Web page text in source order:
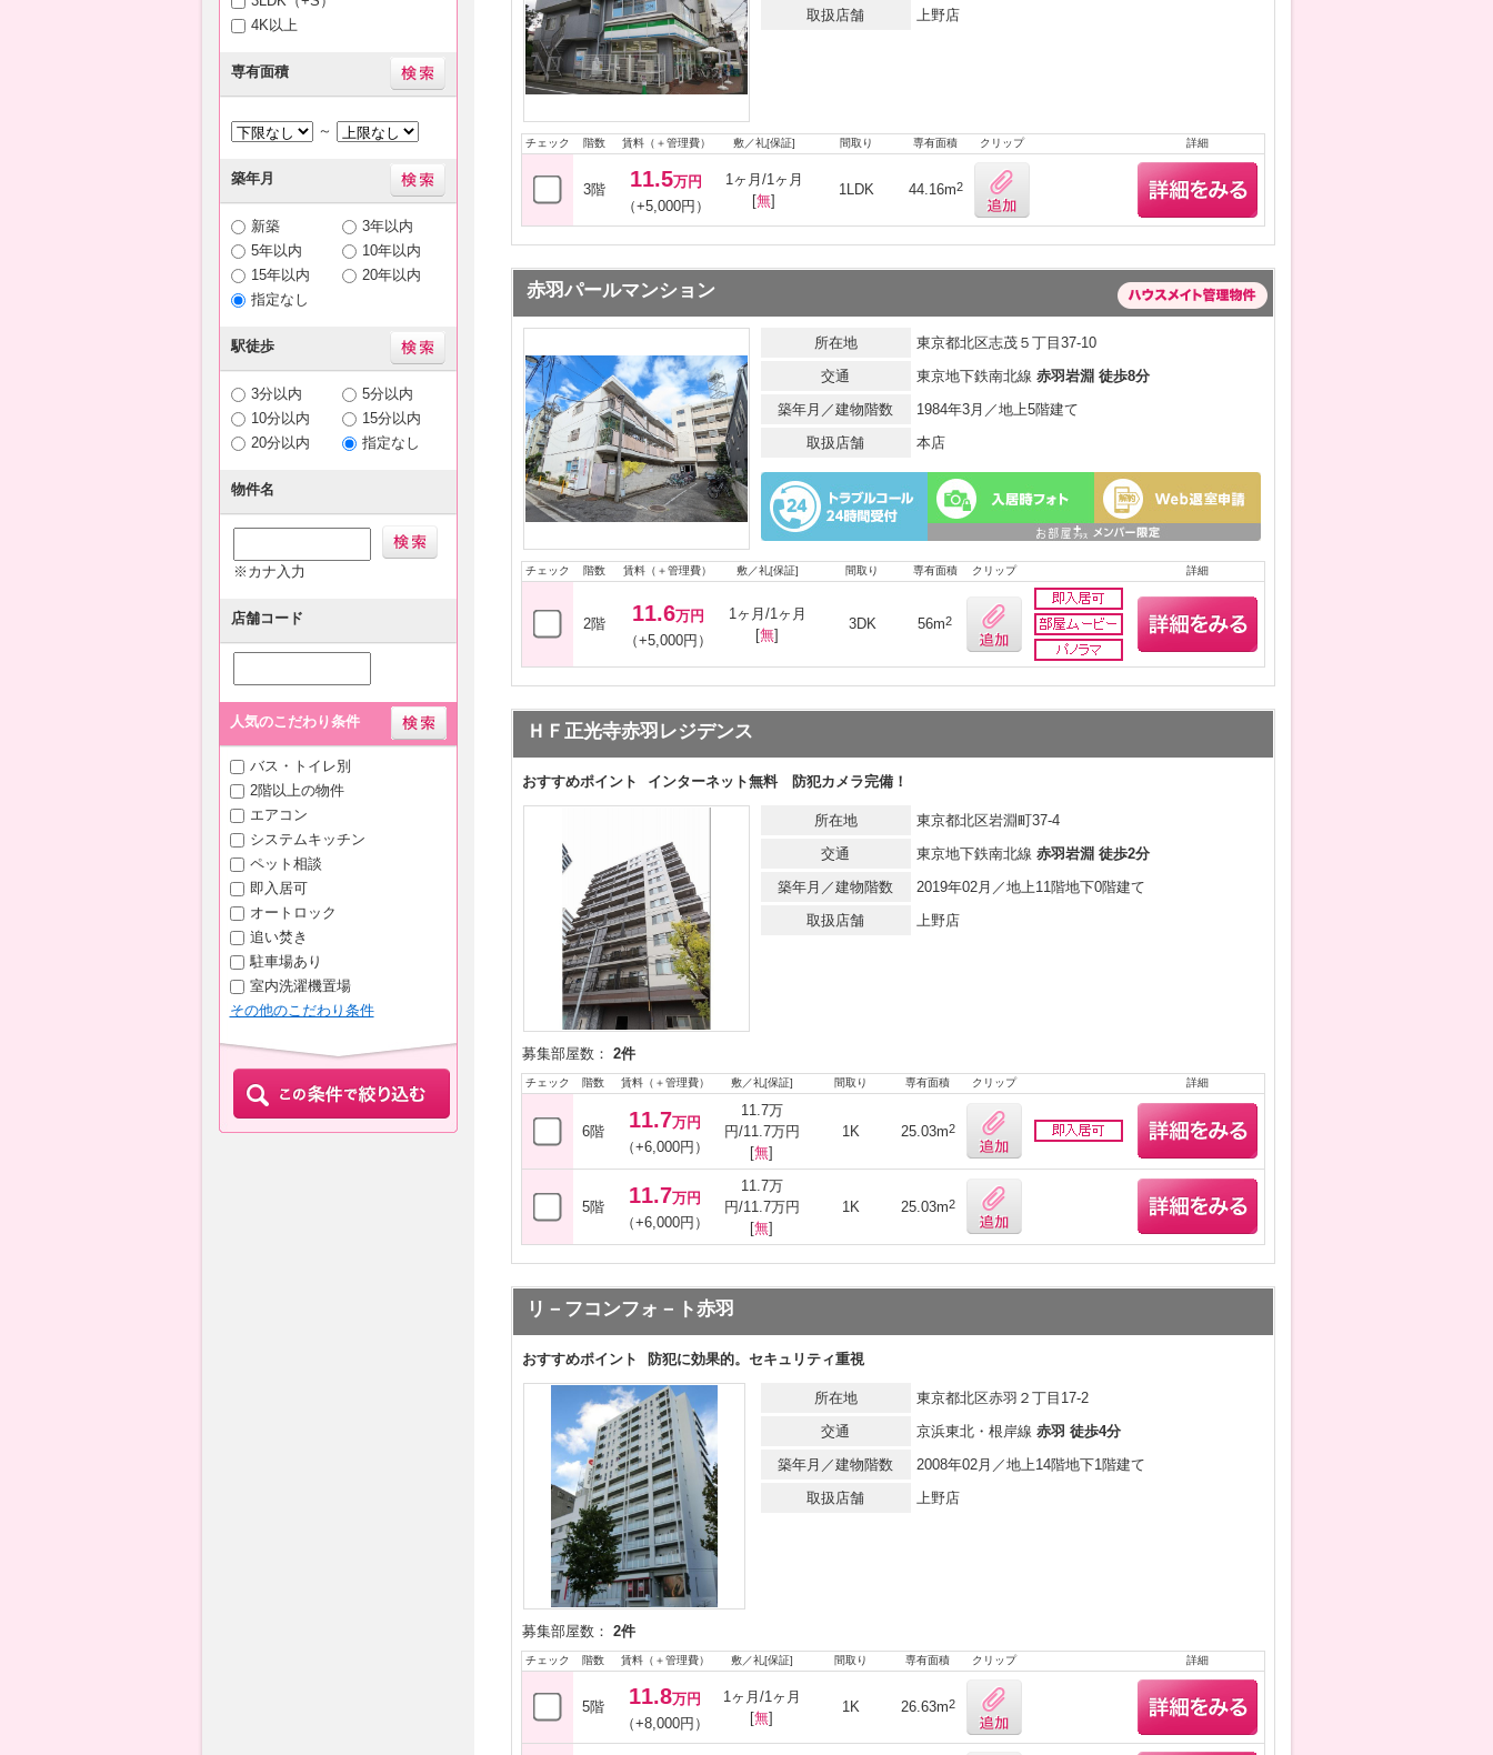
4K以上
専有面積
～
築年月
新築
3年以内
5年以内
10年以内
15年以内
20年以内
指定なし
駅徒歩
3分以内
5分以内
10分以内
15分以内
20分以内
指定なし
物件名
※カナ入力
店舗コード
人気のこだわり条件
バス・トイレ別
2階以上の物件
エアコン
システムキッチン
ペット相談
即入居可
オートロック
追い焚き
駐車場あり
室内洗濯機置場
その他のこだわり条件
取扱店舗
上野店
チェック 階数 賃料（＋管理費） 敷／礼[保証] 間取り 専有面積 クリップ 詳細
3階 11.5万円
（+5,000円）
1ヶ月/1ヶ月
[無]
1LDK 44.16m2
赤羽パールマンション
所在地
東京都北区志茂５丁目37-10
交通
東京地下鉄南北線 赤羽岩淵 徒歩8分
築年月／建物階数
1984年3月／地上5階建て
取扱店舗
本店
チェック 階数 賃料（＋管理費） 敷／礼[保証] 間取り 専有面積 クリップ 詳細
2階 11.6万円
（+5,000円）
1ヶ月/1ヶ月
[無]
3DK 56m2
ＨＦ正光寺赤羽レジデンス
おすすめポイント インターネット無料 防犯カメラ完備！
所在地
東京都北区岩淵町37-4
交通
東京地下鉄南北線 赤羽岩淵 徒歩2分
築年月／建物階数
2019年02月／地上11階地下0階建て
取扱店舗
上野店
募集部屋数： 2件
チェック 階数 賃料（＋管理費） 敷／礼[保証] 間取り 専有面積 クリップ 詳細
6階 11.7万円
（+6,000円）
11.7万
円/11.7万円
[無]
1K 25.03m2
5階 11.7万円
（+6,000円）
11.7万
円/11.7万円
[無]
1K 25.03m2
リ－フコンフォ－ト赤羽
おすすめポイント 防犯に効果的。セキュリティ重視
所在地
東京都北区赤羽２丁目17-2
交通
京浜東北・根岸線 赤羽 徒歩4分
築年月／建物階数
2008年02月／地上14階地下1階建て
取扱店舗
上野店
募集部屋数： 2件
チェック 階数 賃料（＋管理費） 敷／礼[保証] 間取り 専有面積 クリップ 詳細
5階 11.8万円
（+8,000円）
1ヶ月/1ヶ月
[無]
1K 26.63m2